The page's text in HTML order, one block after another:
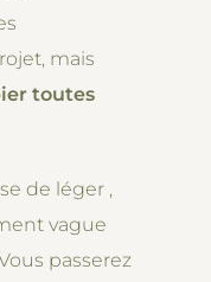
mais
toutes
de léger ,
vague
passerez